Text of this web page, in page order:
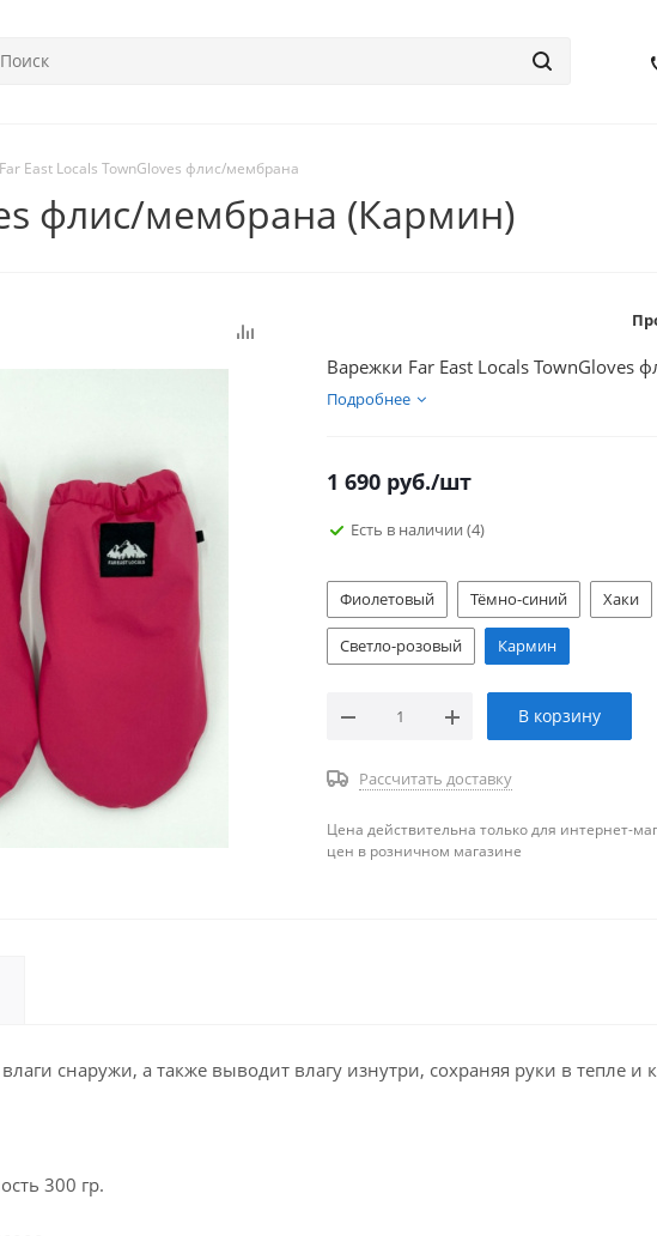
East Locals TownGloves флис/мембрана
флис/мембрана (Кармин)
Варежки Far East Locals TownGloves
Подробнее
1 690 руб./шт
Есть в наличии (4)
Фиолетовый Тёмно-синий Хаки
Светло-розовый Кармин
В корзину
Рассчитать доставку
Цена действительна только для интернет-
цен в розничном магазине
снаружи, а также выводит влагу изнутри, сохраняя руки в тепле и
300 гр.